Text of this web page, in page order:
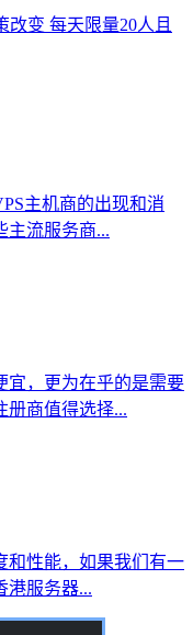
改变 每天限量20人且
主机商的出现和消
主流服务商...
宜，更为在乎的是需要
册商值得选择...
和性能，如果我们有一
港服务器...